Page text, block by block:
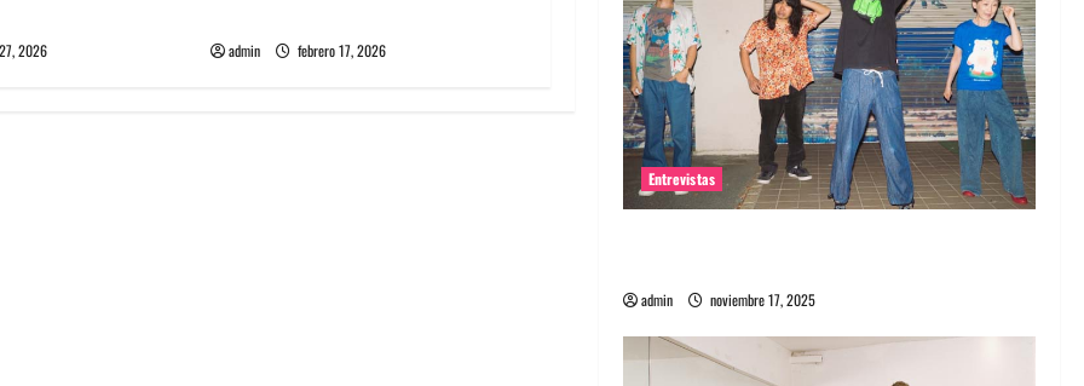
2026 admin febrero 17, 2026
Entrevistas
admin noviembre 17, 2025